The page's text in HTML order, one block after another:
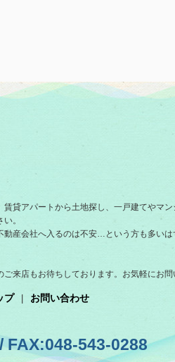
貸アパートから土地探し、一戸建てやマ
。
産会社へ入るのは不安…という方も多いは
来店もお待ちしております。お気軽にお問
プ お問い合わせ
FAX:048-543-0288